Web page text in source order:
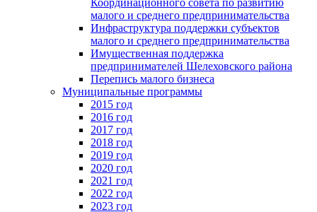
малого и среднего предпринимательства
Инфраструктура поддержки субъектов
малого и среднего предпринимательства
Имущественная поддержка
предпринимателей Шелеховского района
Перепись малого бизнеса
Муниципальные программы
2015 год
2016 год
2017 год
2018 год
2019 год
2020 год
2021 год
2022 год
2023 год